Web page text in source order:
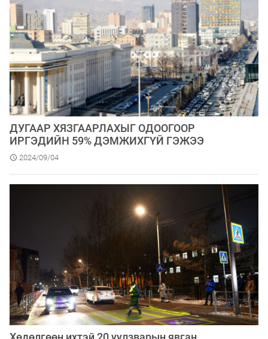
ДУГААР ХЯЗГААРЛАХЫГ ОДООГООР
ИРГЭДИЙН 59% ДЭМЖИХГҮЙ ГЭЖЭЭ
2024/09/04